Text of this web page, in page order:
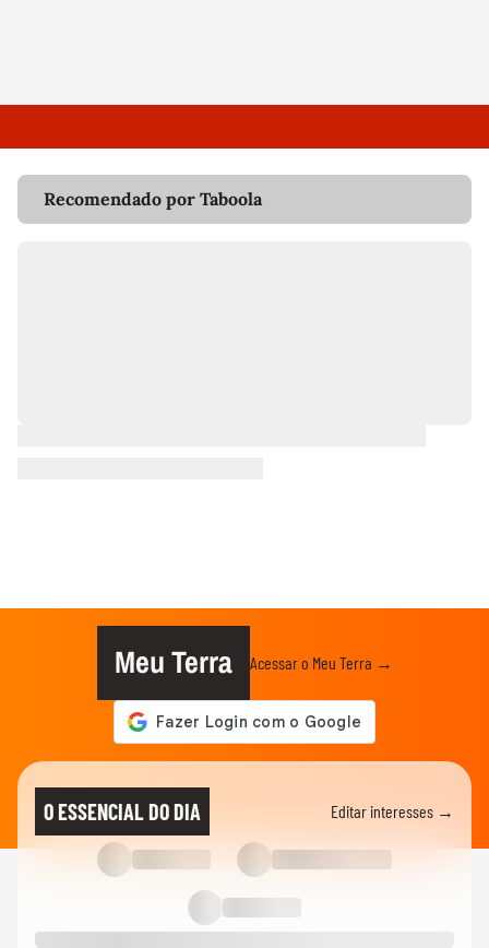
Recomendado por Taboola
Meu Terra Acessar o Meu Terra →
O ESSENCIAL DO DIA Editar interesses →